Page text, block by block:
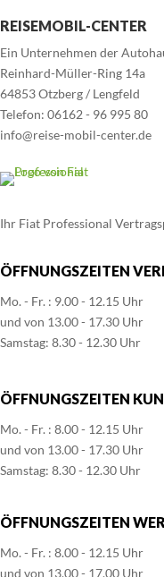
REISEMOBIL-CENTER
Ein Unternehmen der
Reinhard-Müller-Ring 14a
64853 Otzberg / Lengfeld
Telefon: 06162 - 96 995 80
info@reise-mobil-center.de
Ihr Fiat Professional
ÖFFNUNGSZEITEN
Mo. - Fr. : 9.00 - 12.15 Uhr
und von 13.00 - 17.30 Uhr
Samstag: 8.30 - 12.30 Uhr
ÖFFNUNGSZEITEN
Mo. - Fr. : 8.00 - 12.15 Uhr
und von 13.00 - 17.30 Uhr
Samstag: 8.30 - 12.30 Uhr
ÖFFNUNGSZEITEN
Mo. - Fr. : 8.00 - 12.15 Uhr
und von 13.00 - 17.00 Uhr